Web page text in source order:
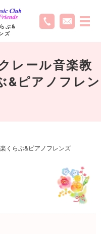
ぶ&
ズ
ール音楽教
&ピアノフレン
くらぶ&ピアノフレンズ